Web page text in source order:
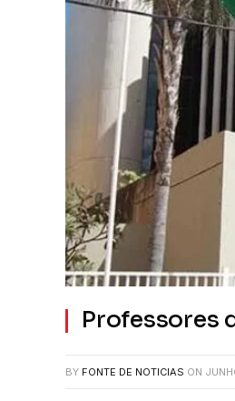
Professores
BY FONTE DE NOTICIAS ON